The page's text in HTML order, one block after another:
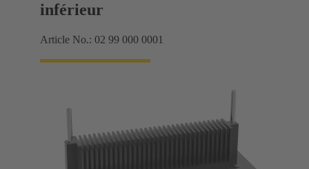
inférieur
Article No.: 02 99 000 0001